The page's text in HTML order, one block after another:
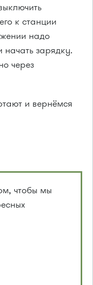
к станции
надо
зарядку.
через
и вернёмся
чтобы мы